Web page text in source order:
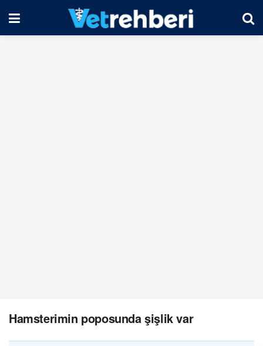
Hamsterimin poposunda şişlik var